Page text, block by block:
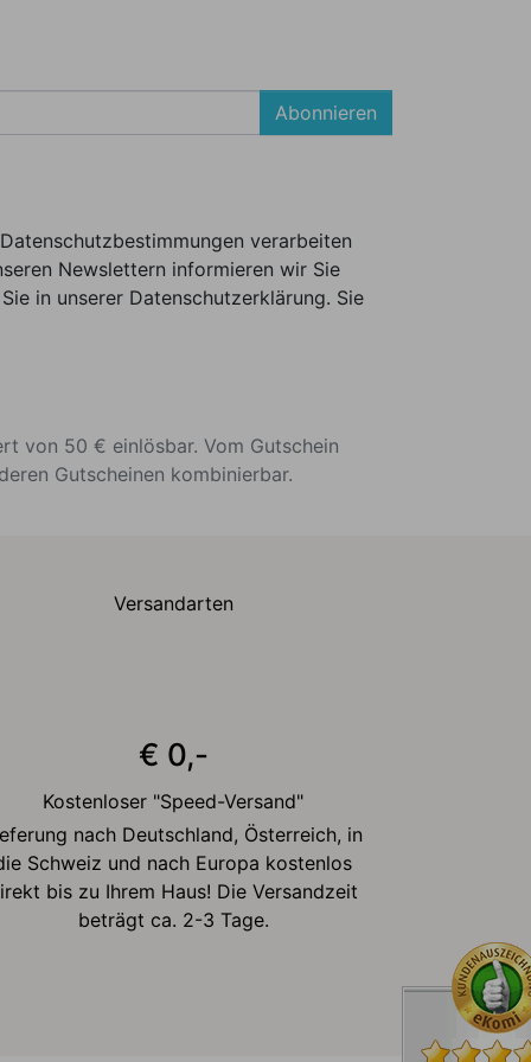
Abonnieren
verarbeiten
Newslettern informieren wir Sie
in unserer Datenschutzerklärung. Sie
von 50 € einlösbar. Vom Gutschein
Gutscheinen kombinierbar.
Versandarten
€ 0,-
Kostenloser "Speed-Versand"
nach Deutschland, Österreich, in
Schweiz und nach Europa kostenlos
bis zu Ihrem Haus! Die Versandzeit
beträgt ca. 2-3 Tage.